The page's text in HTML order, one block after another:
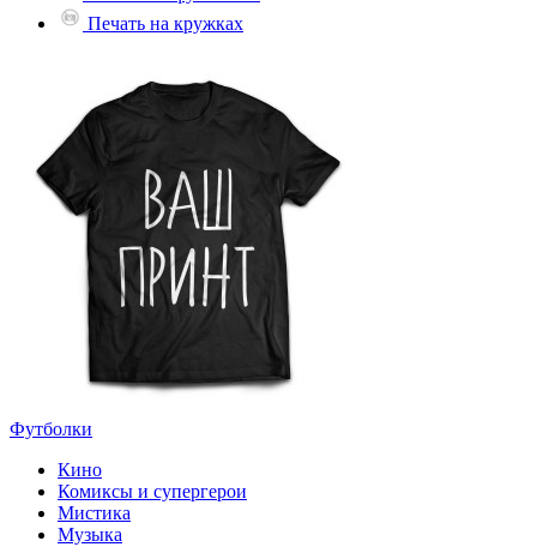
Печать на кружках
Футболки
Кино
Комиксы и супергерои
Мистика
Музыка